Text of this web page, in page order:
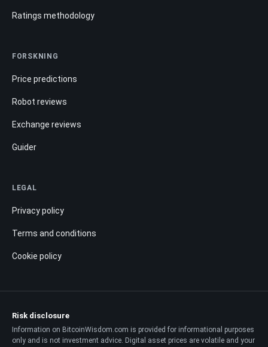
Ratings methodology
FORSKNING
Price predictions
Robot reviews
Exchange reviews
Guider
LEGAL
Privacy policy
Terms and conditions
Cookie policy
Risk disclosure
Information on BitcoinWisdom.com is provided for informational purposes
only and is not investment advice. Digital asset prices are volatile and your